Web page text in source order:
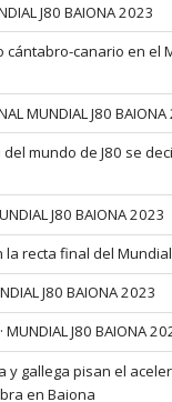
J80 BAIONA 2023
cántabro-canario en el
MUNDIAL J80
mundo de J80 se
J80 BAIONA 2023
la recta final del
J80 BAIONA 2023
MUNDIAL J80 BAIONA
y gallega pisan el
en Baiona